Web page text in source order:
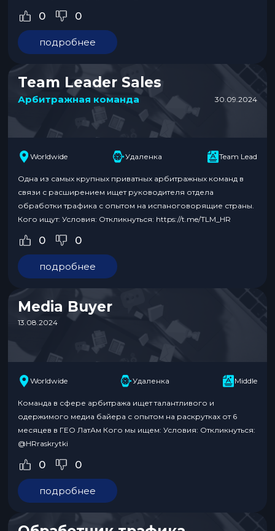
0 0
подробнее
Team Leader Sales
Арбитражная команда 30.09.2024
Worldwide Удаленка Team Lead
Одна из самых крупных приватных арбитражных команд в
связи с расширением ищет руководителя отдела
обработки трафика с опытом на испаноговорящие страны.
Кого ищут: Условия: Откликнуться: https://t.me/TLM_HR
0 0
подробнее
Media Buyer
13.08.2024
Worldwide Удаленка Middle
Команда в сфере арбитража ищет талантливого и
одержимого медиа байера с опытом на раскрутках от 6
месяцев в ГЕО ЛатАм Кого мы ищем: Условия: Откликнуться:
@HRraskrytki
0 0
подробнее